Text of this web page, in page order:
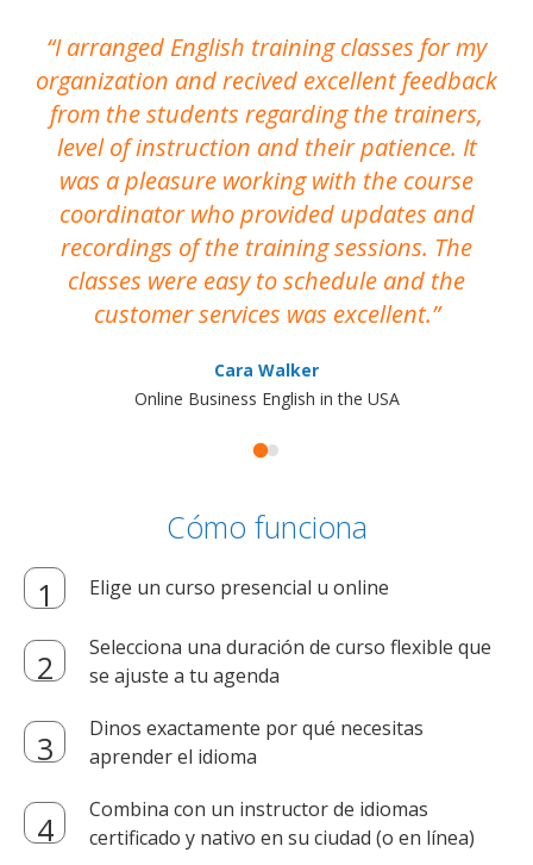
I arranged English training classes for my
organization and recived excellent feedback
from the students regarding the trainers,
level of instruction and their patience. It
was a pleasure working with the course
coordinator who provided updates and
recordings of the training sessions. The
classes were easy to schedule and the
customer services was excellent.
Cara Walker
Online Business English in the USA
Cómo funciona
Elige un curso presencial u online
Selecciona una duración de curso flexible que
se ajuste a tu agenda
Dinos exactamente por qué necesitas
aprender el idioma
Combina con un instructor de idiomas
certificado y nativo en su ciudad (o en línea)